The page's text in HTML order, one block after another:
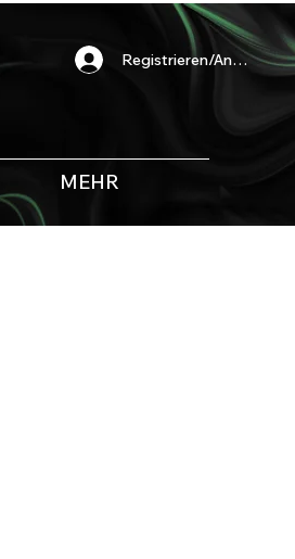
MEHR
Registrieren/Anmelden